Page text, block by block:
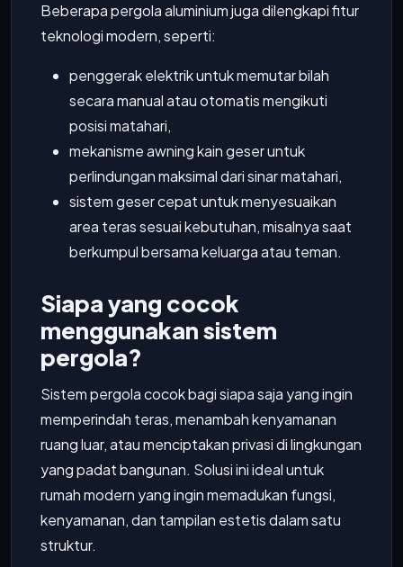
Beberapa pergola aluminium juga dilengkapi fitur
teknologi modern, seperti:
penggerak elektrik untuk memutar bilah
secara manual atau otomatis mengikuti
posisi matahari,
mekanisme awning kain geser untuk
perlindungan maksimal dari sinar matahari,
sistem geser cepat untuk menyesuaikan
area teras sesuai kebutuhan, misalnya saat
berkumpul bersama keluarga atau teman.
Siapa yang cocok
menggunakan sistem
pergola?
Sistem pergola cocok bagi siapa saja yang ingin
memperindah teras, menambah kenyamanan
ruang luar, atau menciptakan privasi di lingkungan
yang padat bangunan. Solusi ini ideal untuk
rumah modern yang ingin memadukan fungsi,
kenyamanan, dan tampilan estetis dalam satu
struktur.